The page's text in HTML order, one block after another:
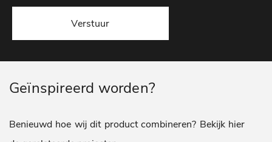
Verstuur
Geïnspireerd worden?
Benieuwd hoe wij dit product combineren? Bekijk hier